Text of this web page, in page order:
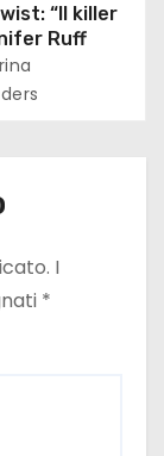
“Il killer
Ruff
I
*